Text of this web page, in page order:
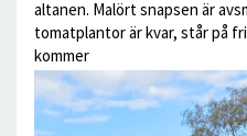
altanen. Malört snapsen är
tomatplantor är kvar, står på
kommer